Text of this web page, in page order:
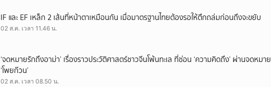
IF และ EF เหล็ก 2 เส้นที่หน้าตาเหมือนกัน เมื่อมาตรฐานไทยต้องรอให้ตึกถล่มก่อนถึงจะขยับ
02 ส.ค. เวลา 11.46 น.
‘จดหมายรักถึงอาม่า’ เรื่องราวประวัติศาสตร์ชาวจีนโพ้นทะเล ที่ซ่อน ‘ความคิดถึง’ ผ่านจดหมาย
‘โพยก๊วน’
02 ส.ค. เวลา 08.50 น.